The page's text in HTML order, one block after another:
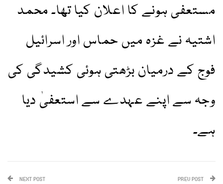
مستعفی ہونے کا اعلان کیا تھا۔ محمد
اشتیہ نے غزہ میں حماس اور اسرائیل
فوج کے درمیان بڑھتی ہوئی کشیدگی کی
وجہ سے اپنے عہدے سے استعفیٰ دیا
ہے۔
NEXT POST